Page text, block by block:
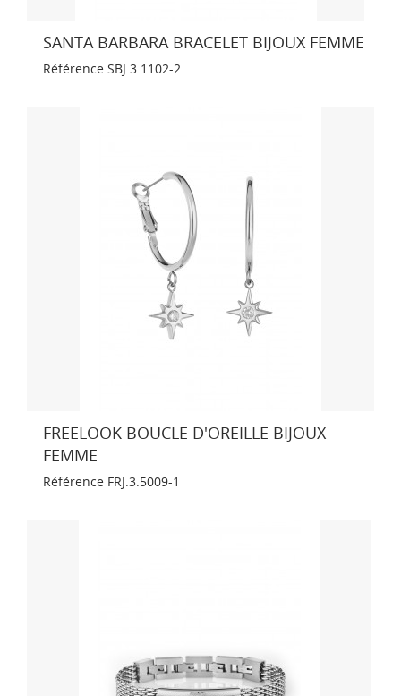
SANTA BARBARA BRACELET BIJOUX FEMME
Référence SBJ.3.1102-2
FREELOOK BOUCLE D'OREILLE BIJOUX
FEMME
Référence FRJ.3.5009-1